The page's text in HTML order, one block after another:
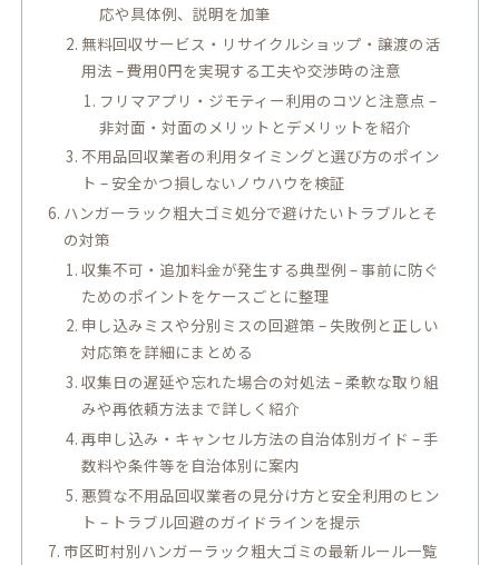
応や具体例、説明を加筆
無料回収サービス・リサイクルショップ・譲渡の活
用法 – 費用0円を実現する工夫や交渉時の注意
フリマアプリ・ジモティー利用のコツと注意点 –
非対面・対面のメリットとデメリットを紹介
不用品回収業者の利用タイミングと選び方のポイン
ト – 安全かつ損しないノウハウを検証
ハンガーラック粗大ゴミ処分で避けたいトラブルとそ
の対策
収集不可・追加料金が発生する典型例 – 事前に防ぐ
ためのポイントをケースごとに整理
申し込みミスや分別ミスの回避策 – 失敗例と正しい
対応策を詳細にまとめる
収集日の遅延や忘れた場合の対処法 – 柔軟な取り組
みや再依頼方法まで詳しく紹介
再申し込み・キャンセル方法の自治体別ガイド – 手
数料や条件等を自治体別に案内
悪質な不用品回収業者の見分け方と安全利用のヒン
ト – トラブル回避のガイドラインを提示
市区町村別ハンガーラック粗大ゴミの最新ルール一覧